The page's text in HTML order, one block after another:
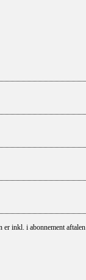
er inkl. i abonnement aftalen